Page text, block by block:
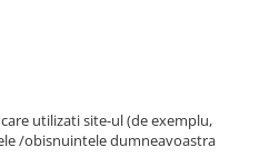
utilizati site-ul (de exemplu,
/obisnuintele dumneavoastra